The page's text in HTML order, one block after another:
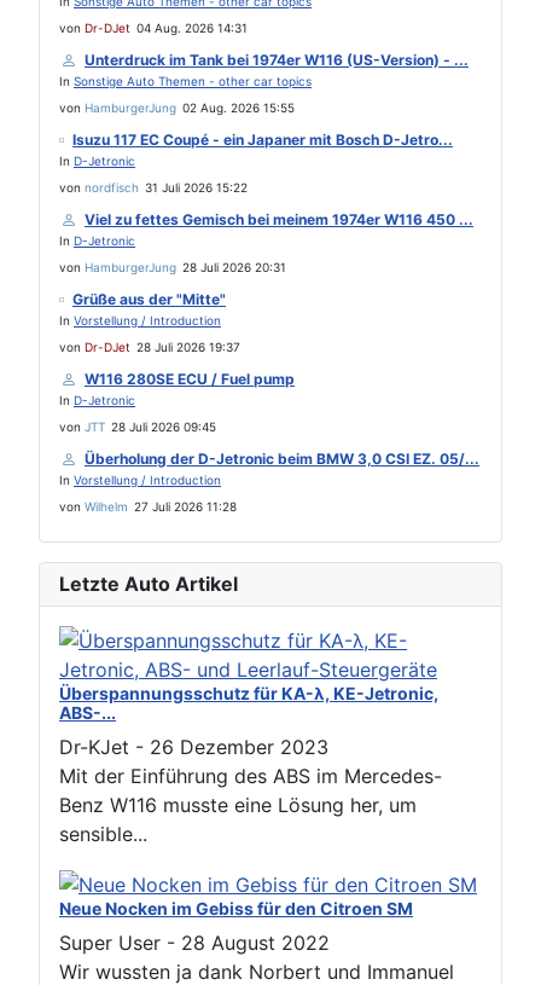
von Dr-DJet 04 Aug. 2026 14:31
Unterdruck im Tank bei 1974er W116 (US-Version) - ...
In Sonstige Auto Themen - other car topics
von HamburgerJung 02 Aug. 2026 15:55
Isuzu 117 EC Coupé - ein Japaner mit Bosch D-Jetro...
In D-Jetronic
von nordfisch 31 Juli 2026 15:22
Viel zu fettes Gemisch bei meinem 1974er W116 450 ...
In D-Jetronic
von HamburgerJung 28 Juli 2026 20:31
Grüße aus der "Mitte"
In Vorstellung / Introduction
von Dr-DJet 28 Juli 2026 19:37
W116 280SE ECU / Fuel pump
In D-Jetronic
von JTT 28 Juli 2026 09:45
Überholung der D-Jetronic beim BMW 3,0 CSI EZ. 05/...
In Vorstellung / Introduction
von Wilhelm 27 Juli 2026 11:28
Letzte Auto Artikel
Überspannungsschutz für KA-λ, KE-Jetronic,
ABS-...
Dr-KJet - 26 Dezember 2023
Mit der Einführung des ABS im Mercedes-
Benz W116 musste eine Lösung her, um
sensible...
Neue Nocken im Gebiss für den Citroen SM
Super User - 28 August 2022
Wir wussten ja dank Norbert und Immanuel